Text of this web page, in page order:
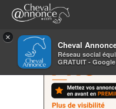
×
Cheval
Réseau social
GRATUIT -